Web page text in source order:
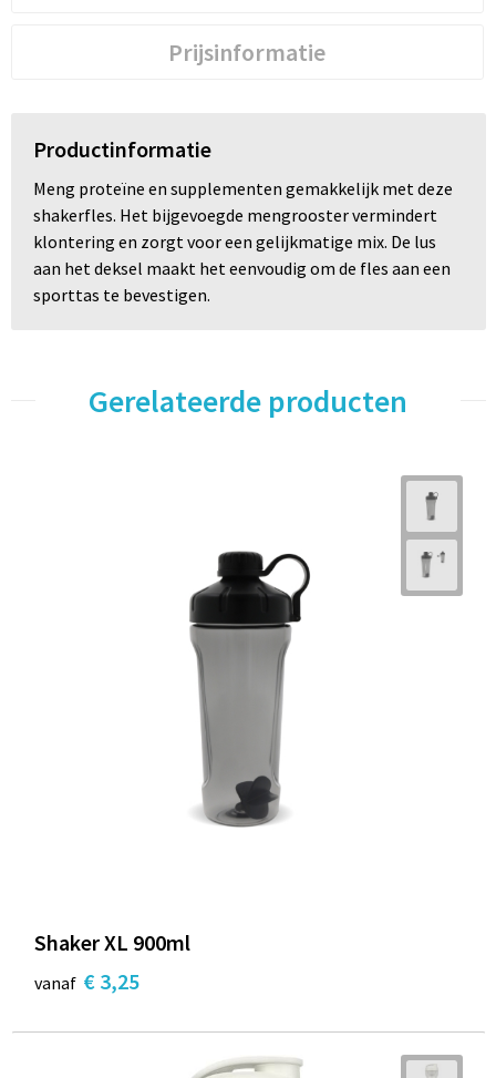
Prijsinformatie
Productinformatie
Meng proteïne en supplementen gemakkelijk met deze
shakerfles. Het bijgevoegde mengrooster vermindert
klontering en zorgt voor een gelijkmatige mix. De lus
aan het deksel maakt het eenvoudig om de fles aan een
sporttas te bevestigen.
Gerelateerde producten
Shaker XL 900ml
vanaf € 3,25